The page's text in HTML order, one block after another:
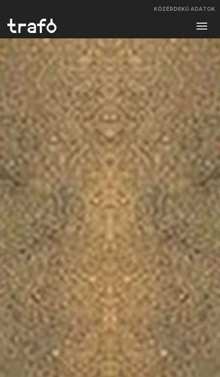
KÖZÉRDEKŰ ADATOK